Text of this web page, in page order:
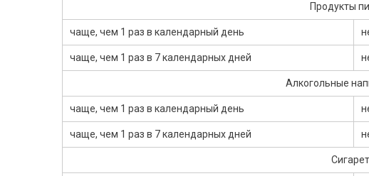
Продукты
чаще, чем 1 раз в календарный день
чаще, чем 1 раз в 7 календарных дней
Алкогольные
чаще, чем 1 раз в календарный день
чаще, чем 1 раз в 7 календарных дней